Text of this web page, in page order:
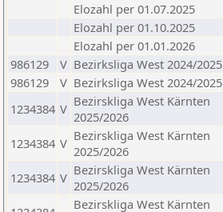
Elozahl per 01.07.2025
Elozahl per 01.10.2025
Elozahl per 01.01.2026
986129
V Bezirksliga West 2024/2025
986129
V Bezirksliga West 2024/2025
1234384 V Bezirskliga West Kärnten
2025/2026
1234384 V Bezirskliga West Kärnten
2025/2026
1234384 V Bezirskliga West Kärnten
2025/2026
Bezirskliga West Kärnten